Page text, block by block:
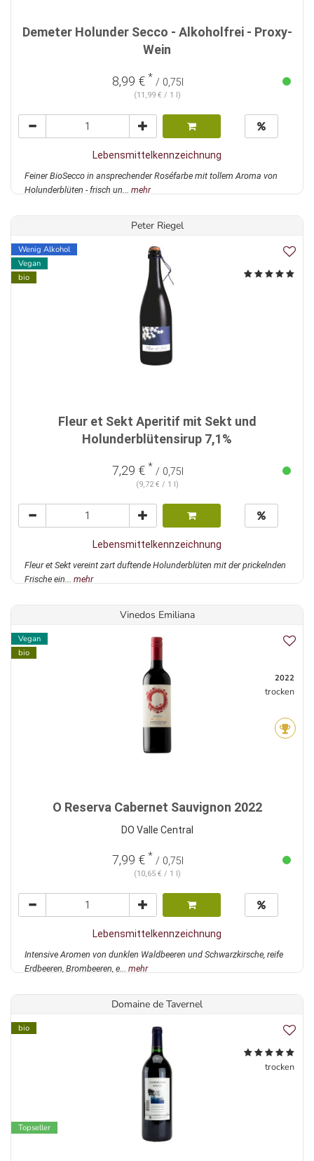
Demeter Holunder Secco - Alkoholfrei - Proxy-
Wein
8,99 € * / 0,75l
(11,99 € / 1 l)
Lebensmittelkennzeichnung
Feiner BioSecco in ansprechender Roséfarbe mit tollem Aroma von
Holunderblüten - frisch un... mehr
Peter Riegel
Wenig Alkohol
Vegan
bio
Fleur et Sekt Aperitif mit Sekt und
Holunderblütensirup 7,1%
7,29 € * / 0,75l
(9,72 € / 1 l)
Lebensmittelkennzeichnung
Fleur et Sekt vereint zart duftende Holunderblüten mit der prickelnden
Frische ein... mehr
Vinedos Emiliana
Vegan
bio
2022
trocken
O Reserva Cabernet Sauvignon 2022
DO Valle Central
7,99 € * / 0,75l
(10,65 € / 1 l)
Lebensmittelkennzeichnung
Intensive Aromen von dunklen Waldbeeren und Schwarzkirsche, reife
Erdbeeren, Brombeeren, e... mehr
Domaine de Tavernel
bio
Topseller
trocken